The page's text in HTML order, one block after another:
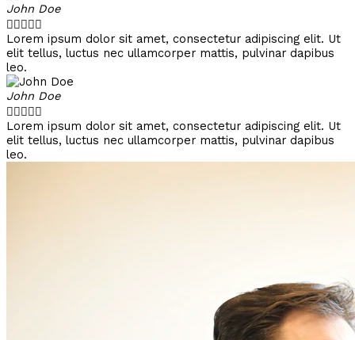
John Doe

Lorem ipsum dolor sit amet, consectetur adipiscing elit. Ut
elit tellus, luctus nec ullamcorper mattis, pulvinar dapibus
leo.
John Doe

Lorem ipsum dolor sit amet, consectetur adipiscing elit. Ut
elit tellus, luctus nec ullamcorper mattis, pulvinar dapibus
leo.